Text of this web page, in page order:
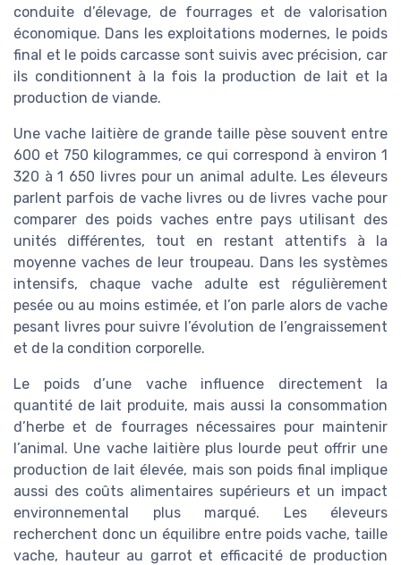
conduite d’élevage, de fourrages et de valorisation
économique. Dans les exploitations modernes, le poids
final et le poids carcasse sont suivis avec précision, car
ils conditionnent à la fois la production de lait et la
production de viande.
Une vache laitière de grande taille pèse souvent entre
600 et 750 kilogrammes, ce qui correspond à environ 1
320 à 1 650 livres pour un animal adulte. Les éleveurs
parlent parfois de vache livres ou de livres vache pour
comparer des poids vaches entre pays utilisant des
unités différentes, tout en restant attentifs à la
moyenne vaches de leur troupeau. Dans les systèmes
intensifs, chaque vache adulte est régulièrement
pesée ou au moins estimée, et l’on parle alors de vache
pesant livres pour suivre l’évolution de l’engraissement
et de la condition corporelle.
Le poids d’une vache influence directement la
quantité de lait produite, mais aussi la consommation
d’herbe et de fourrages nécessaires pour maintenir
l’animal. Une vache laitière plus lourde peut offrir une
production de lait élevée, mais son poids final implique
aussi des coûts alimentaires supérieurs et un impact
environnemental plus marqué. Les éleveurs
recherchent donc un équilibre entre poids vache, taille
vache, hauteur au garrot et efficacité de production